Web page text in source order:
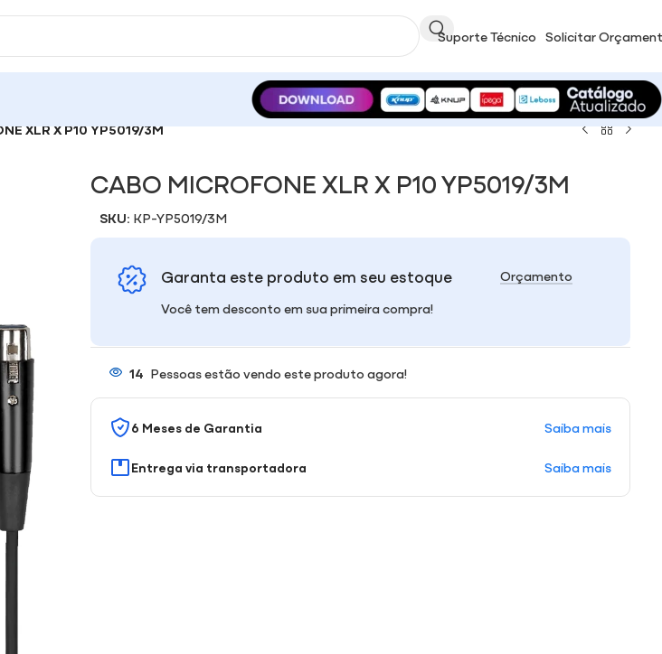
Suporte Técnico Solicitar
XLR X P10 YP5019/3M
CABO MICROFONE XLR X P10 YP5019/3M
SKU: KP-YP5019/3M
Garanta este produto em seu estoque
Você tem desconto em sua primeira compra!
Orçamento
14 Pessoas estão vendo este produto agora!
6 Meses de Garantia Saiba mais
Entrega via transportadora Saiba mais